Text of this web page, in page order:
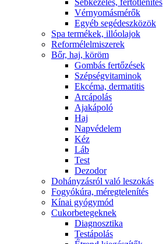
Sebkezelés, fertőtlenítés
Vérnyomásmérők
Egyéb segédeszközök
Spa termékek, illóolajok
Reformélelmiszerek
Bőr, haj, köröm
Gombás fertőzések
Szépségvitaminok
Ekcéma, dermatitis
Arcápolás
Ajakápoló
Haj
Napvédelem
Kéz
Láb
Test
Dezodor
Dohányzásról való leszokás
Fogyókúra, méregtelenítés
Kínai gyógymód
Cukorbetegeknek
Diagnosztika
Testápolás